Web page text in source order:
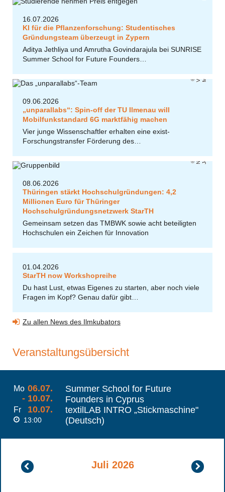
16.07.2026
KI für die Pflanzenforschung: Studentisches
Gründungsteam überzeugt in Zypern
Aditya Jethliya und Amrutha Govindarajula bei SUNRISE
Summer School for Future Founders…
Vi
k
to
ri
a
M
e
yr
09.06.2026
„unparallabs“: Spin-off der TU Ilmenau will
Mobilfunkstandard 6G marktfähig machen
Vier junge Wissenschaftler erhalten eine exist-
Forschungstransfer Förderung des…
c
g
nia
08.06.2026
Thüringen stärkt Hochschulgründungen: 4,2
Millionen Euro für Thüringer
Hochschulgründungsnetzwerk StarTH
Gemeinsam setzen das TMBWK sowie acht beteiligten
Hochschulen ein Zeichen für Innovation
01.04.2026
StarTH now Workshopreihe
Du hast Lust, etwas Eigenes zu starten, aber noch viele
Fragen im Kopf? Genau dafür gibt…
Zu allen News des Ilmkubators
Veranstaltungsübersicht
Mo 06.07.
- 10.07.
Summer School for Future
Founders in Cyprus
Fr 10.07.
13:00
textilLAB INTRO „Stickmaschine"
(Deutsch)
Juni
2026
Juli 2026
August
2026